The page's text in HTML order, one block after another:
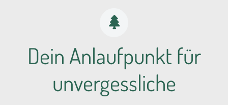
Dein Anlaufpunkt für
unvergessliche